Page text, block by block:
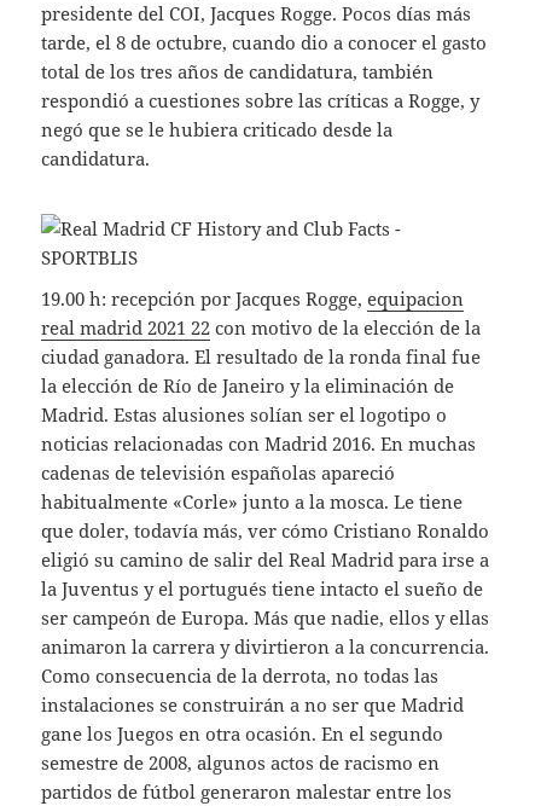
presidente del COI, Jacques Rogge. Pocos días más
tarde, el 8 de octubre, cuando dio a conocer el gasto
total de los tres años de candidatura, también
respondió a cuestiones sobre las críticas a Rogge, y
negó que se le hubiera criticado desde la
candidatura.
19.00 h: recepción por Jacques Rogge,equipacion
real madrid 2021 22 con motivo de la elección de la
ciudad ganadora. El resultado de la ronda final fue
la elección de Río de Janeiro y la eliminación de
Madrid. Estas alusiones solían ser el logotipo o
noticias relacionadas con Madrid 2016. En muchas
cadenas de televisión españolas apareció
habitualmente «Corle» junto a la mosca. Le tiene
que doler, todavía más, ver cómo Cristiano Ronaldo
eligió su camino de salir del Real Madrid para irse a
la Juventus y el portugués tiene intacto el sueño de
ser campeón de Europa. Más que nadie, ellos y ellas
animaron la carrera y divirtieron a la concurrencia.
Como consecuencia de la derrota, no todas las
instalaciones se construirán a no ser que Madrid
gane los Juegos en otra ocasión. En el segundo
semestre de 2008, algunos actos de racismo en
partidos de fútbol generaron malestar entre los